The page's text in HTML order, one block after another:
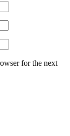
for the next